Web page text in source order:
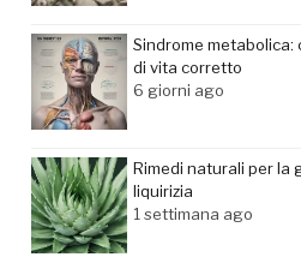
Sindrome metabolica:
di vita corretto
6 giorni ago
Rimedi naturali per la
liquirizia
1 settimana ago